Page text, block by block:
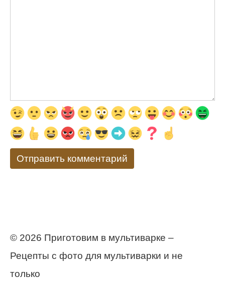
© 2026 Приготовим в мультиварке –
Рецепты с фото для мультиварки и не
только